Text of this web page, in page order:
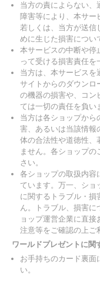
当方の責によらない、
障害等により、本サー
若しくは、当方が送信
めに生じた損害につい
本サービスの中断や停
って受ける損害責任を
当方は、本サービスを
サイトからのダウンロ
の機器の損害や、コン
ては一切の責任を負い
当方は各ショップから
害、あるいは当該情報
体の合法性や道徳性、
ません。各ショップ
さい。
各ショップの取扱内容
ています。万一、ショ
に関するトラブル・
ん。トラブル、損害に
ョップ運営企業に直
注意等をご確認の上ご
ワールドプレゼントに関
お手持ちのカード裏面
い。